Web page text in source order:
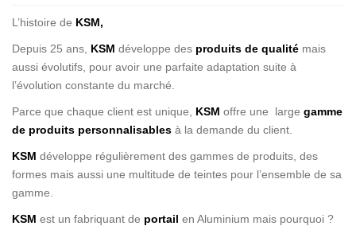
L’histoire de KSM,
Depuis 25 ans, KSM développe des produits de qualité mais
aussi évolutifs, pour avoir une parfaite adaptation suite à
l’évolution constante du marché.
Parce que chaque client est unique, KSM offre une large gamme
de produits personnalisables à la demande du client.
KSM développe régulièrement des gammes de produits, des
formes mais aussi une multitude de teintes pour l’ensemble de sa
gamme.
KSM est un fabriquant de portail en Aluminium mais pourquoi ?